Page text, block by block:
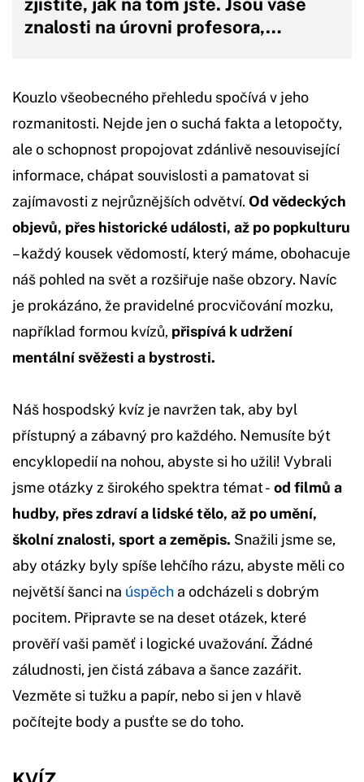
znalosti na úrovni profesora,…
Kouzlo všeobecného přehledu spočívá v jeho
rozmanitosti. Nejde jen o suchá fakta a letopočty,
ale o schopnost propojovat zdánlivě nesouvisející
informace, chápat souvislosti a pamatovat si
zajímavosti z nejrůznějších odvětví. Od vědeckých
objevů, přes historické události, až po popkulturu
– každý kousek vědomostí, který máme, obohacuje
náš pohled na svět a rozšiřuje naše obzory. Navíc
je prokázáno, že pravidelné procvičování mozku,
například formou kvízů, přispívá k udržení
mentální svěžesti a bystrosti.
Náš hospodský kvíz je navržen tak, aby byl
přístupný a zábavný pro každého. Nemusíte být
encyklopedií na nohou, abyste si ho užili! Vybrali
jsme otázky z širokého spektra témat - od filmů a
hudby, přes zdraví a lidské tělo, až po umění,
školní znalosti, sport a zeměpis. Snažili jsme se,
aby otázky byly spíše lehčího rázu, abyste měli co
největší šanci na úspěch a odcházeli s dobrým
pocitem. Připravte se na deset otázek, které
prověří vaši paměť i logické uvažování. Žádné
záludnosti, jen čistá zábava a šance zazářit.
Vezměte si tužku a papír, nebo si jen v hlavě
počítejte body a pusťte se do toho.